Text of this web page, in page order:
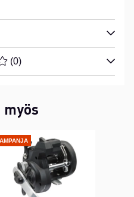
0 / 5
(0)
myös